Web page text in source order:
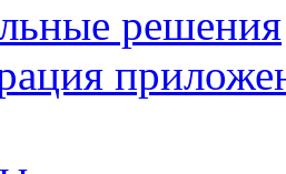
решения